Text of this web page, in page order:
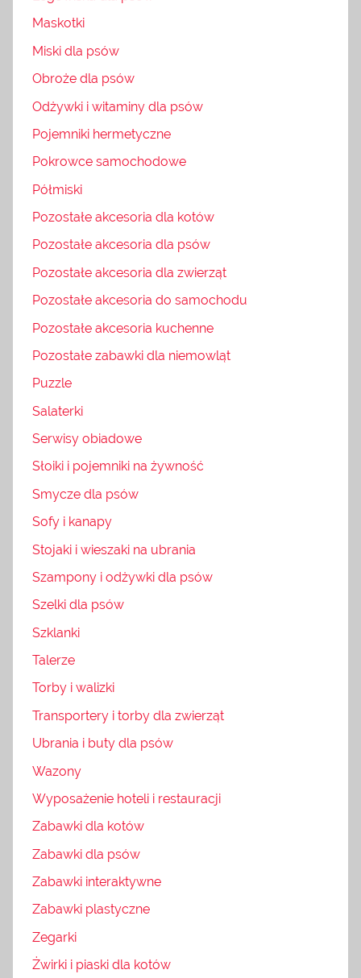
Maskotki
Miski dla psów
Obroże dla psów
Odżywki i witaminy dla psów
Pojemniki hermetyczne
Pokrowce samochodowe
Półmiski
Pozostałe akcesoria dla kotów
Pozostałe akcesoria dla psów
Pozostałe akcesoria dla zwierząt
Pozostałe akcesoria do samochodu
Pozostałe akcesoria kuchenne
Pozostałe zabawki dla niemowląt
Puzzle
Salaterki
Serwisy obiadowe
Słoiki i pojemniki na żywność
Smycze dla psów
Sofy i kanapy
Stojaki i wieszaki na ubrania
Szampony i odżywki dla psów
Szelki dla psów
Szklanki
Talerze
Torby i walizki
Transportery i torby dla zwierząt
Ubrania i buty dla psów
Wazony
Wyposażenie hoteli i restauracji
Zabawki dla kotów
Zabawki dla psów
Zabawki interaktywne
Zabawki plastyczne
Zegarki
Żwirki i piaski dla kotów